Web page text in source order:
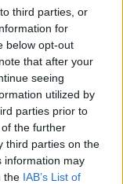
third parties, or
for
below opt-out
that after your
seeing
utilized by
parties prior to
the further
third parties on the
information may
the IAB’s List of
Banda
lugar no